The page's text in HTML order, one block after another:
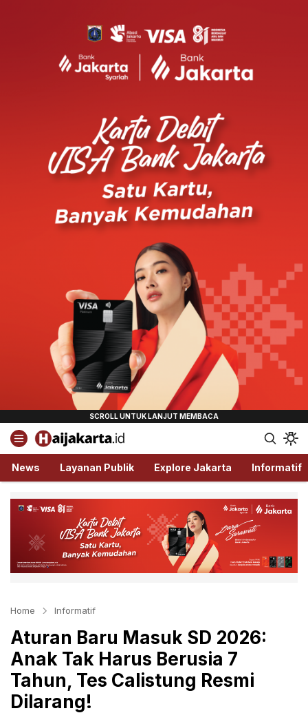
Haijakarta.id
Semua Tentang Jakarta Ada Disini!
News Layanan Publik Explore Jakarta Informatif
Home Informatif
Aturan Baru Masuk SD 2026:
Anak Tak Harus Berusia 7
Tahun, Tes Calistung Resmi
Dilarang!